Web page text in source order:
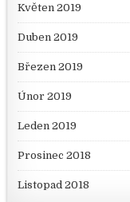
Květen 2019
Duben 2019
Březen 2019
Únor 2019
Leden 2019
Prosinec 2018
Listopad 2018